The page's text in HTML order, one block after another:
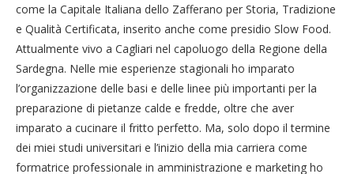
come la Capitale Italiana dello Zafferano per Storia, Tradizione
e Qualità Certificata, inserito anche come presidio Slow Food.
Attualmente vivo a Cagliari nel capoluogo della Regione della
Sardegna. Nelle mie esperienze stagionali ho imparato
l’organizzazione delle basi e delle linee più importanti per la
preparazione di pietanze calde e fredde, oltre che aver
imparato a cucinare il fritto perfetto. Ma, solo dopo il termine
dei miei studi universitari e l’inizio della mia carriera come
formatrice professionale in amministrazione e marketing ho